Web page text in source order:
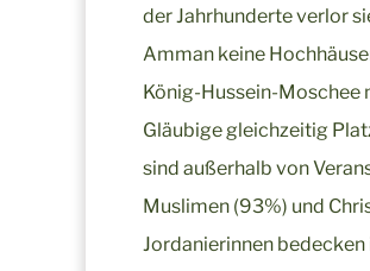
der Jahrhunderte verlor
Amman keine
König-Hussein-Moschee
Gläubige gleichzeitig
sind außerhalb von
Muslimen (93%) und
Jordanierinnen bedecken